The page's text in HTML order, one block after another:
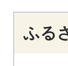
ふる